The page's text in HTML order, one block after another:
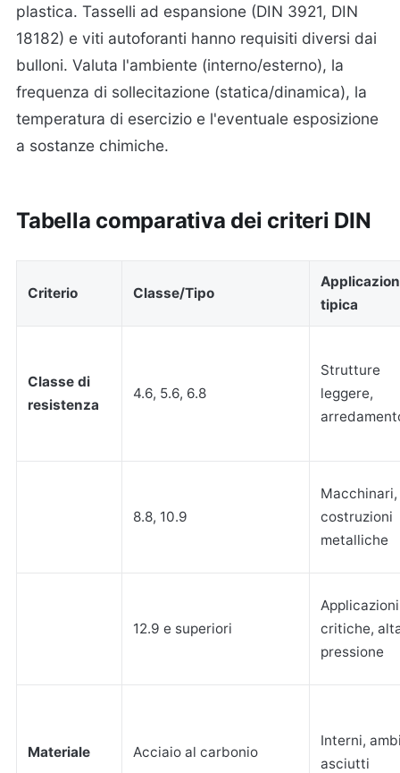
plastica. Tasselli ad espansione (DIN 3921, DIN
18182) e viti autoforanti hanno requisiti diversi dai
bulloni. Valuta l'ambiente (interno/esterno), la
frequenza di sollecitazione (statica/dinamica), la
temperatura di esercizio e l'eventuale esposizione
a sostanze chimiche.
Tabella comparativa dei criteri DIN
Criterio Classe/Tipo
tipica
Classe di
resistenza
4.6, 5.6, 6.8
Strutture
leggere,
8.8, 10.9
Macchinari,
costruzioni
metalliche
12.9 e superiori
Applicazioni
critiche,
pressione
Materiale Acciaio al carbonio
Interni,
asciutti